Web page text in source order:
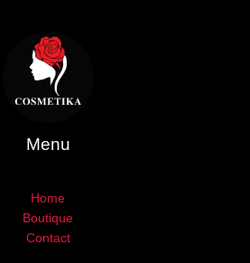
Menu
Home
Boutique
Contact